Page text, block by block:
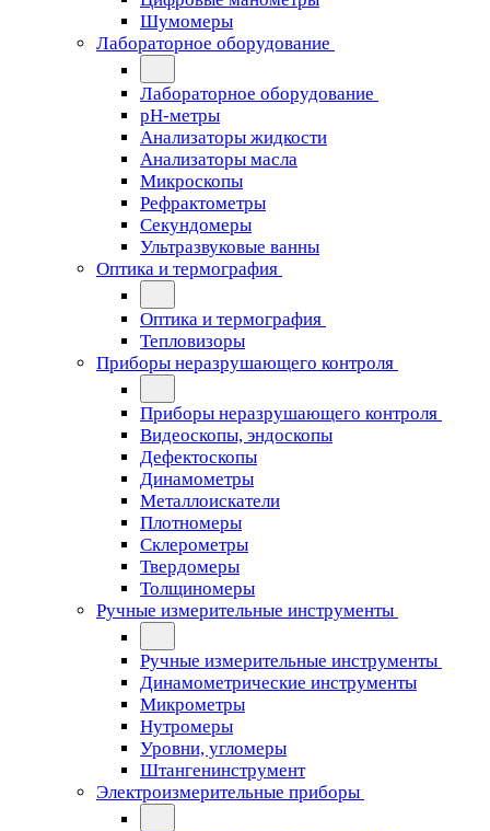
Шумомеры
Лабораторное оборудование
Лабораторное оборудование
pH-метры
Анализаторы жидкости
Анализаторы масла
Микроскопы
Рефрактометры
Секундомеры
Ультразвуковые ванны
Оптика и термография
Оптика и термография
Тепловизоры
Приборы неразрушающего контроля
Приборы неразрушающего контроля
Видеоскопы, эндоскопы
Дефектоскопы
Динамометры
Металлоискатели
Плотномеры
Склерометры
Твердомеры
Толщиномеры
Ручные измерительные инструменты
Ручные измерительные инструменты
Динамометрические инструменты
Микрометры
Нутромеры
Уровни, угломеры
Штангенинструмент
Электроизмерительные приборы